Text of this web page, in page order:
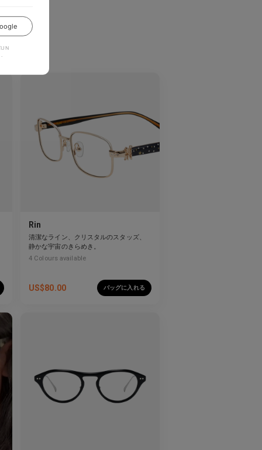
？
Rin
清潔なライン、クリスタルのスタッズ、
静かな宇宙のきらめき。
4 Colours available
US$80.00 バッグに入れる